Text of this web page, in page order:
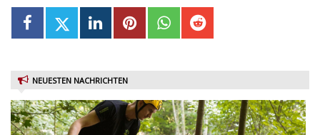
NEUESTEN NACHRICHTEN